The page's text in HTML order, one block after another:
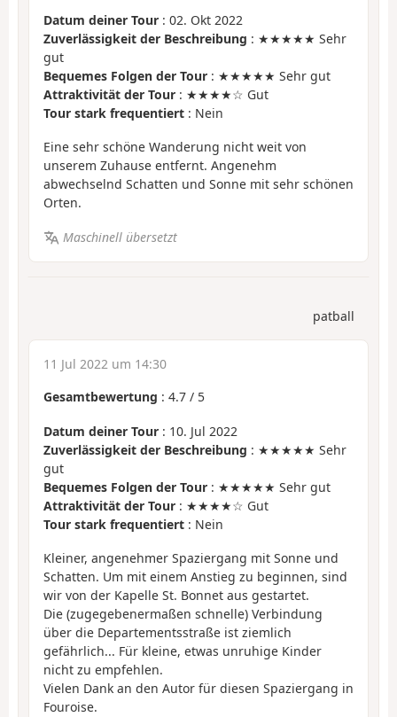
Datum deiner Tour : 02. Okt 2022
Zuverlässigkeit der Beschreibung : ★★★★★ Sehr
gut
Bequemes Folgen der Tour : ★★★★★ Sehr gut
Attraktivität der Tour : ★★★★☆ Gut
Tour stark frequentiert : Nein
Eine sehr schöne Wanderung nicht weit von
unserem Zuhause entfernt. Angenehm
abwechselnd Schatten und Sonne mit sehr schönen
Orten.
Maschinell übersetzt
patball
11 Jul 2022 um 14:30
Gesamtbewertung : 4.7 / 5
Datum deiner Tour : 10. Jul 2022
Zuverlässigkeit der Beschreibung : ★★★★★ Sehr
gut
Bequemes Folgen der Tour : ★★★★★ Sehr gut
Attraktivität der Tour : ★★★★☆ Gut
Tour stark frequentiert : Nein
Kleiner, angenehmer Spaziergang mit Sonne und
Schatten. Um mit einem Anstieg zu beginnen, sind
wir von der Kapelle St. Bonnet aus gestartet.
Die (zugegebenermaßen schnelle) Verbindung
über die Departementsstraße ist ziemlich
gefährlich... Für kleine, etwas unruhige Kinder
nicht zu empfehlen.
Vielen Dank an den Autor für diesen Spaziergang in
Fouroise.